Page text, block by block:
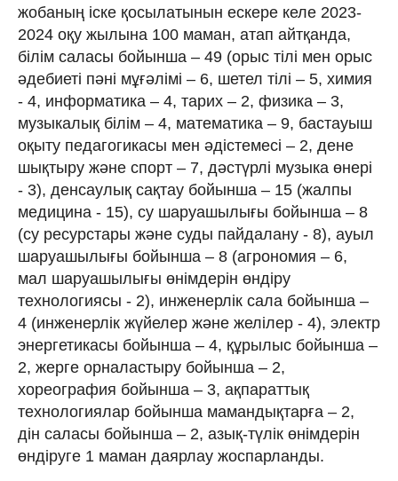
жобаның іске қосылатынын ескере келе 2023-
2024 оқу жылына 100 маман, атап айтқанда,
білім саласы бойынша – 49 (орыс тілі мен орыс
әдебиеті пәні мұғәлімі – 6, шетел тілі – 5, химия
- 4, информатика – 4, тарих – 2, физика – 3,
музыкалық білім – 4, математика – 9, бастауыш
оқыту педагогикасы мен әдістемесі – 2, дене
шықтыру және спорт – 7, дәстүрлі музыка өнері
- 3), денсаулық сақтау бойынша – 15 (жалпы
медицина - 15), су шаруашылығы бойынша – 8
(су ресурстары және суды пайдалану - 8), ауыл
шаруашылығы бойынша – 8 (агрономия – 6,
мал шаруашылығы өнімдерін өндіру
технологиясы - 2), инженерлік сала бойынша –
4 (инженерлік жүйелер және желілер - 4), электр
энергетикасы бойынша – 4, құрылыс бойынша –
2, жерге орналастыру бойынша – 2,
хореография бойынша – 3, ақпараттық
технологиялар бойынша мамандықтарға – 2,
дін саласы бойынша – 2, азық-түлік өнімдерін
өндіруге 1 маман даярлау жоспарланды.